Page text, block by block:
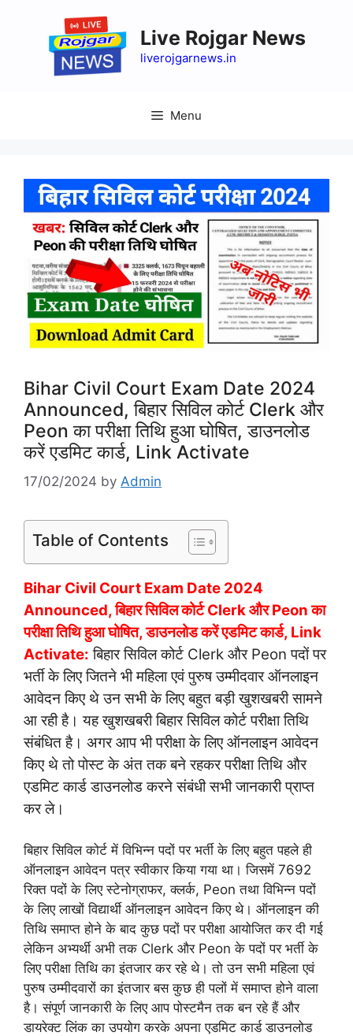
Live Rojgar News
liverojgarnews.in
Menu
Bihar Civil Court Exam Date 2024
Announced, बिहार सिविल कोर्ट Clerk और
Peon का परीक्षा तिथि हुआ घोषित, डाउनलोड
करें एडमिट कार्ड, Link Activate
17/02/2024 by Admin
Table of Contents
Bihar Civil Court Exam Date 2024
Announced, बिहार सिविल कोर्ट Clerk और Peon का
परीक्षा तिथि हुआ घोषित, डाउनलोड करें एडमिट कार्ड, Link
Activate: बिहार सिविल कोर्ट Clerk और Peon पदों पर
भर्ती के लिए जितने भी महिला एवं पुरुष उम्मीदवार ऑनलाइन
आवेदन किए थे उन सभी के लिए बहुत बड़ी खुशखबरी सामने
आ रही है। यह खुशखबरी बिहार सिविल कोर्ट परीक्षा तिथि
संबंधित है। अगर आप भी परीक्षा के लिए ऑनलाइन आवेदन
किए थे तो पोस्ट के अंत तक बने रहकर परीक्षा तिथि और
एडमिट कार्ड डाउनलोड करने संबंधी सभी जानकारी प्राप्त
कर ले।
बिहार सिविल कोर्ट में विभिन्न पदों पर भर्ती के लिए बहुत पहले ही
ऑनलाइन आवेदन पत्र स्वीकार किया गया था। जिसमें 7692
रिक्त पदों के लिए स्टेनोग्राफर, क्लर्क, Peon तथा विभिन्न पदों
के लिए लाखों विद्यार्थी ऑनलाइन आवेदन किए थे। ऑनलाइन की
तिथि समाप्त होने के बाद कुछ पदों पर परीक्षा आयोजित कर दी गई
लेकिन अभ्यर्थी अभी तक Clerk और Peon के पदों पर भर्ती के
लिए परीक्षा तिथि का इंतजार कर रहे थे। तो उन सभी महिला एवं
पुरुष उम्मीदवारों का इंतजार बस कुछ ही पलों में समाप्त होने वाला
है। संपूर्ण जानकारी के लिए आप पोस्टमैन तक बन रहे हैं और
डायरेक्ट लिंक का उपयोग करके अपना एडमिट कार्ड डाउनलोड